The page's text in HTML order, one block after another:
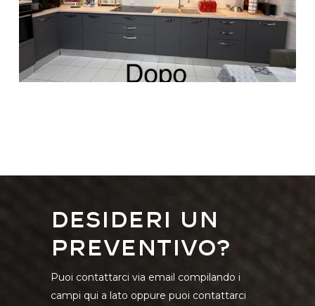
Desideri un
preventivo?
Puoi contattarci via email compilando i
campi qui a lato oppure puoi contattarci